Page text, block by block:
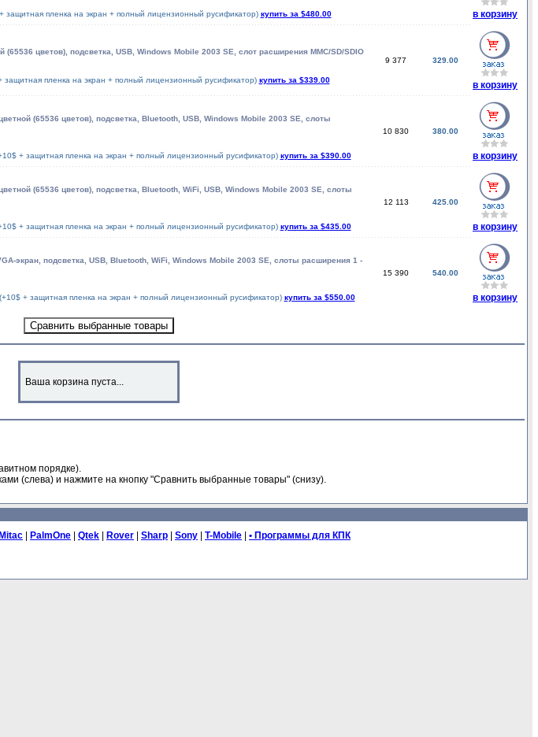
защитная пленка на экран + полный лицензионный русификатор) купить за $480.00 в корзину
цветов), подсветка, USB, Windows Mobile 2003 SE, слот расширения MMC/SD/SDIO
защитная пленка на экран + полный лицензионный русификатор) купить за $339.00
9 377 329.00
в корзину
(65536 цветов), подсветка, Bluetooth, USB, Windows Mobile 2003 SE, слоты
+ защитная пленка на экран + полный лицензионный русификатор) купить за $390.00
10 830 380.00
в корзину
(65536 цветов), подсветка, Bluetooth, WiFi, USB, Windows Mobile 2003 SE, слоты
+ защитная пленка на экран + полный лицензионный русификатор) купить за $435.00
12 113 425.00
в корзину
экран, подсветка, USB, Bluetooth, WiFi, Windows Mobile 2003 SE, слоты расширения 1 -
(+10$ + защитная пленка на экран + полный лицензионный русификатор) купить за $550.00
15 390 540.00
в корзину
Ваша корзина пуста...
порядке).
(слева) и нажмите на кнопку "Сравнить выбранные товары" (снизу).
Mitac PalmOne Qtek Rover Sharp Sony T-Mobile
• Программы для КПК